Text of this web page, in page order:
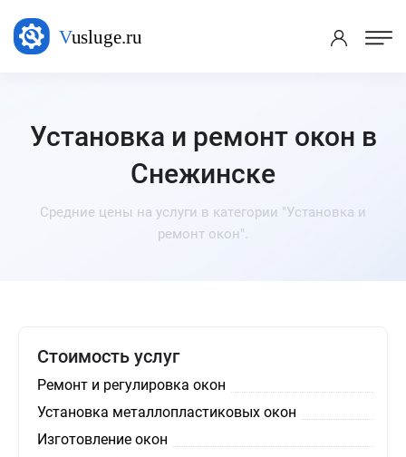
Установка и ремонт окон в
Снежинске
Средние цены на услуги в категории "Установка и
ремонт окон".
Стоимость услуг
Ремонт и регулировка окон
Установка металлопластиковых окон
Изготовление окон